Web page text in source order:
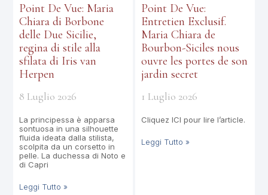
Point De Vue: Maria
Chiara di Borbone
delle Due Sicilie,
regina di stile alla
sfilata di Iris van
Herpen
8 Luglio 2026
La principessa è apparsa
sontuosa in una silhouette
fluida ideata dalla stilista,
scolpita da un corsetto in
pelle. La duchessa di Noto e
di Capri
Leggi Tutto »
Point De Vue:
Entretien Exclusif.
Maria Chiara de
Bourbon-Siciles nous
ouvre les portes de son
jardin secret
1 Luglio 2026
Cliquez ICI pour lire l’article.
Leggi Tutto »